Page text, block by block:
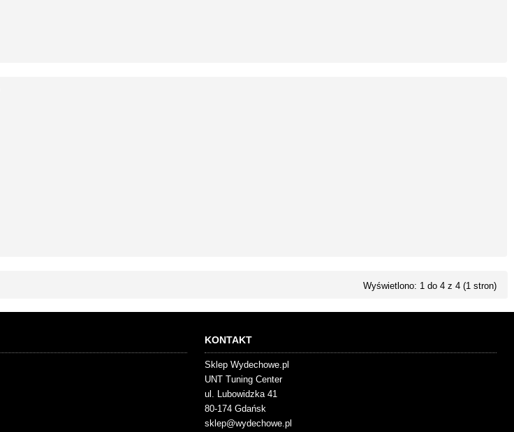
Wyświetlono: 1 do 4 z 4 (1 stron)
KONTAKT
Sklep Wydechowe.pl
UNT Tuning Center
ul. Lubowidzka 41
80-174 Gdańsk
sklep@wydechowe.pl